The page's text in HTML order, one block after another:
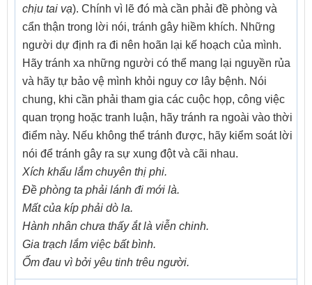
chịu tai vạ). Chính vì lẽ đó mà cần phải đề phòng và
cẩn thận trong lời nói, tránh gây hiềm khích. Những
người dự định ra đi nên hoãn lại kế hoạch của mình.
Hãy tránh xa những người có thể mang lại nguyền rủa
và hãy tự bảo vệ mình khỏi nguy cơ lây bệnh. Nói
chung, khi cần phải tham gia các cuộc họp, công việc
quan trọng hoặc tranh luận, hãy tránh ra ngoài vào thời
điểm này. Nếu không thể tránh được, hãy kiểm soát lời
nói để tránh gây ra sự xung đột và cãi nhau.
Xích khẩu lắm chuyên thị phi.
Đề phòng ta phải lánh đi mới là.
Mất của kíp phải dò la.
Hành nhân chưa thấy ắt là viễn chinh.
Gia trạch lắm việc bất bình.
Ốm đau vì bởi yêu tinh trêu người.